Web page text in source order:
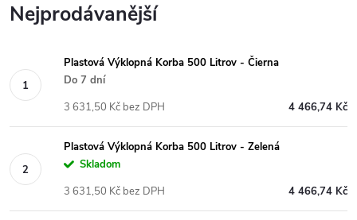
Nejprodávanější
Plastová Výklopná Korba 500 Litrov - Čierna
Do 7 dní
4 466,74 Kč
3 631,50 Kč bez DPH
Plastová Výklopná Korba 500 Litrov - Zelená
Skladom
4 466,74 Kč
3 631,50 Kč bez DPH